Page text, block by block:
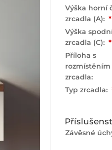
Výška horní
zrcadla (A): *
Výška
zrcadla (C): *
Příloha s
zrcadla:
Typ zrcadla:
Závěsné